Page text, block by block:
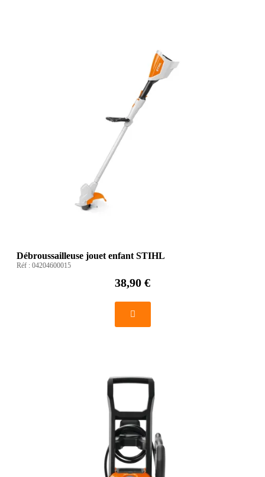
Débroussailleuse jouet enfant STIHL
Réf : 04204600015
38,90 €